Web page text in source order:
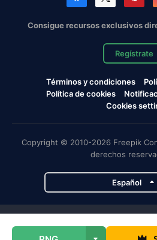
Consigue recursos exclusivos
Regístrate
Términos y condiciones
Política de cookies
Cookies
Copyright © 2010-2026 Freepik
derechos
Español